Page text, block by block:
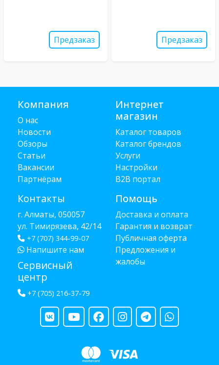
Предзаказ Предзаказ
Компания
О нас
Новости
Обзоры
Статьи
Вакансии
Партнёрам
Контакты
г. Алматы, 050057
ул. Тимирязева, 42/14
+7 (707) 344-99-07
Напишите нам
Сервисный
центр
+7 (705) 216-37-79
Интернет
магазин
Каталог товаров
Каталог брендов
Услуги
Настройки
B2B портал
Помощь
Доставка и оплата
Гарантия и возврат
Публичная оферта
Предложения и
жалобы